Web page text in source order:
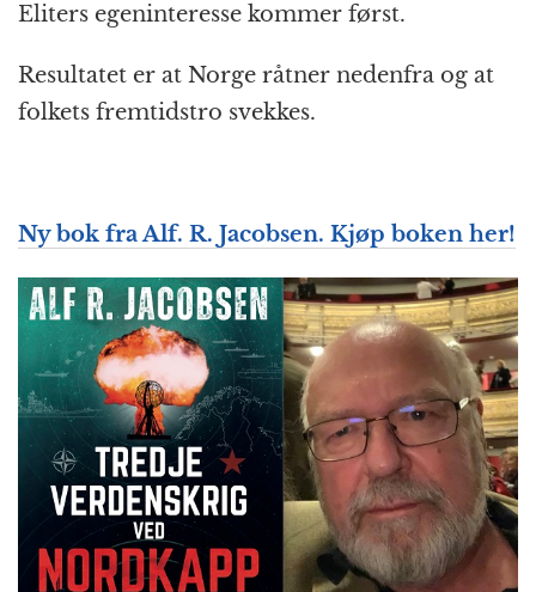
Eliters egeninteresse kommer først.
Resultatet er at Norge råtner nedenfra og at
folkets fremtidstro svekkes.
Ny bok fra Alf. R. Jacobsen. Kjøp boken her!